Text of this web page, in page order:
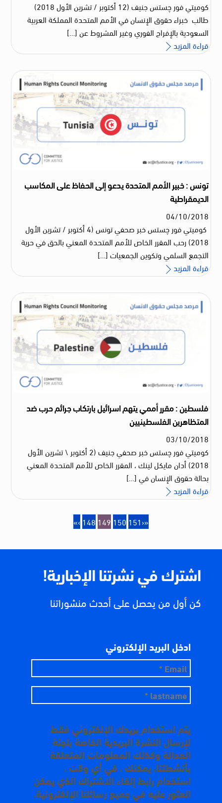
كوميتي فور چستس جنيف (12 أكتوبر / تشرين الأول 2018)
طالب خبراء حقوق الإنسان في الأمم المتحدة المملكة العربية
السعودية بالإفراج الفوري وغير المشروط عن […]
قراءة المزيد
تونس : خبير الأمم المتحدة يدعو إلى الحفاظ على المكاسب
الديمقراطية
04/10/2018
كوميتي فور چستس خبر صحفي تونس (4 أكتوبر / تشرين الأول
2018) رحب المقرر الخاص للأمم المتحدة المعني بالحق في حرية
التجمع السلمي وتكوين الجمعيات […]
قراءة المزيد
فلسطين : مقرر أممي يتهم اسرائيل بارتكاب جرائم حرب ضد
المتظاهرين الفلسطينيين
03/10/2018
كوميتي فور چستس خبر صحفي جنيف (2 أكتوبر \ تشرين الأول
2018) أدان مايكل لينك ، المقرر الخاص للأمم المتحدة المعني
بحالة حقوق الإنسان في […]
قراءة المزيد
«‹ 148 149 150 151›»
اشترك في نشرتنا الإخبارية!
كن أول من يحصل على أحدث منشوراتنا
ادخل البريد الإلكتروني
يتم استخدام بريدك الإلكتروني فقط
لإرسال النشرة البريدية الخاصة بلجنة
العدالة وكذلك المعلومات المتعلقة
بأنشطتنا. يمكنك ، في أي وقت ،
استخدام رابط إلغاء الاشتراك الذي يمكن
العثور عليه في جميع رسائلنا الإلكترونية.